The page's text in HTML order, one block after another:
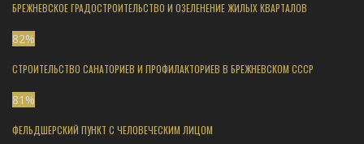
БРЕЖНЕВСКОЕ ГРАДОСТРОИТЕЛЬСТВО И ОЗЕЛЕНЕНИЕ ЖИЛЫХ КВАРТАЛОВ
82%
СТРОИТЕЛЬСТВО САНАТОРИЕВ И ПРОФИЛАКТОРИЕВ В БРЕЖНЕВСКОМ СССР
81 %
ФЕЛЬДШЕРСКИЙ ПУНКТ С ЧЕЛОВЕЧЕСКИМ ЛИЦОМ